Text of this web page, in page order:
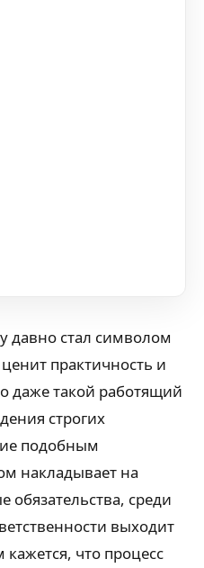
давно стал символом
практичность и
даже такой работящий
строгих
подобным
накладывает на
обязательства, среди
выходит
что процесс